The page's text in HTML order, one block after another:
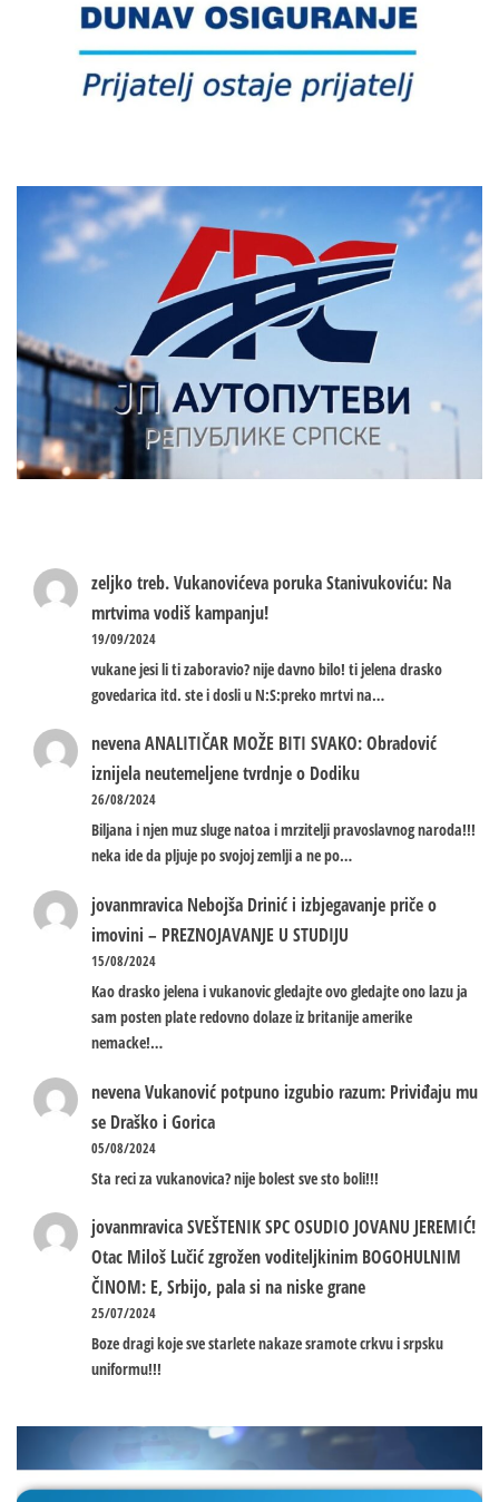
zeljko treb.Vukanovićeva poruka Stanivukoviću: Na
mrtvima vodiš kampanju!
19/09/2024
vukane jesi li ti zaboravio? nije davno bilo! ti jelena drasko
govedarica itd. ste i dosli u N:S:preko mrtvi na…
nevenaANALITIČAR MOŽE BITI SVAKO: Obradović
iznijela neutemeljene tvrdnje o Dodiku
26/08/2024
Biljana i njen muz sluge natoa i mrzitelji pravoslavnog naroda!!!
neka ide da pljuje po svojoj zemlji a ne po…
jovanmravica Nebojša Drinić i izbjegavanje priče o
imovini – PREZNOJAVANJE U STUDIJU
15/08/2024
Kao drasko jelena i vukanovic gledajte ovo gledajte ono lazu ja
sam posten plate redovno dolaze iz britanije amerike
nemacke!…
nevenaVukanović potpuno izgubio razum: Priviđaju mu
se Draško i Gorica
05/08/2024
Sta reci za vukanovica? nije bolest sve sto boli!!!
jovanmravicaSVEŠTENIK SPC OSUDIO JOVANU JEREMIĆ!
Otac Miloš Lučić zgrožen voditeljkinim BOGOHULNIM
ČINOM: E, Srbijo, pala si na niske grane
25/07/2024
Boze dragi koje sve starlete nakaze sramote crkvu i srpsku
uniformu!!!